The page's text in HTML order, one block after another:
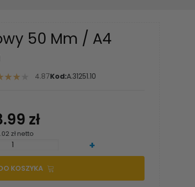
50 Mm / A4
4.87Kod:A.31251.10
zł
zł netto
+
KOSZYKA